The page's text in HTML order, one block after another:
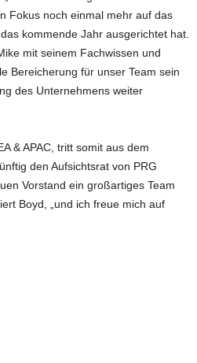
Fokus noch einmal mehr auf das
kommende Jahr ausgerichtet hat.
mit seinem Fachwissen und
Bereicherung für unser Team sein
des Unternehmens weiter
& APAC, tritt somit aus dem
den Aufsichtsrat von PRG
Vorstand ein großartiges Team
Boyd, „und ich freue mich auf